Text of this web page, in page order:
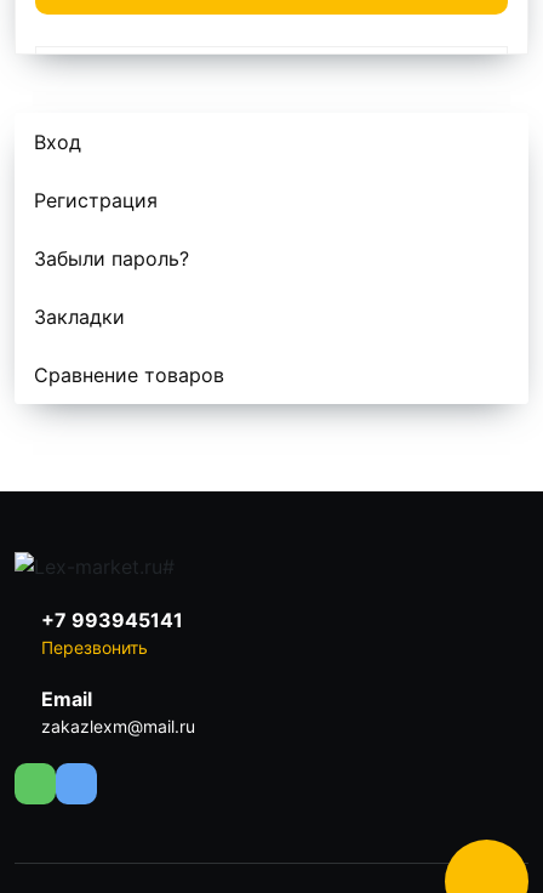
Вход
Регистрация
Забыли пароль?
Закладки
Сравнение товаров
+7 993945141
Перезвонить
Email
zakazlexm@mail.ru